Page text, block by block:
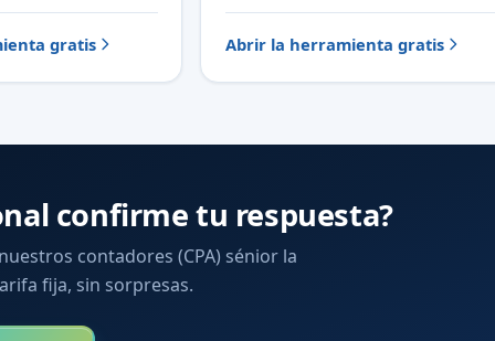
gratis Abrir la herramienta gratis
confirme tu respuesta?
contadores (CPA) sénior la
fija, sin sorpresas.